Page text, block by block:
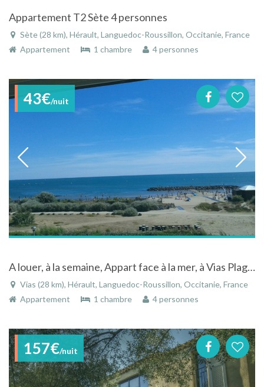
Appartement T2 Sète 4 personnes
Sète (28 km), Hérault, Languedoc-Roussillon, Occitanie, France
Appartement
1 chambre 4 personnes
43€/nuit
A louer, à la semaine, Appart face à la mer, à Vias Plage 3 ème ét. ascenseur
Vias (28 km), Hérault, Languedoc-Roussillon, Occitanie, France
Appartement
1 chambre 4 personnes
157€/nuit